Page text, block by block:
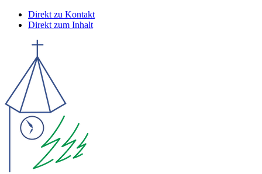
Direkt zu Kontakt
Direkt zum Inhalt